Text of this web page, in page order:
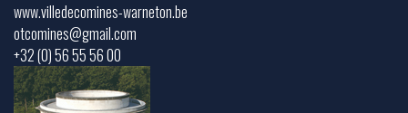
www.villedecomines-warneton.be
otcomines@gmail.com
+32 (0) 56 55 56 00